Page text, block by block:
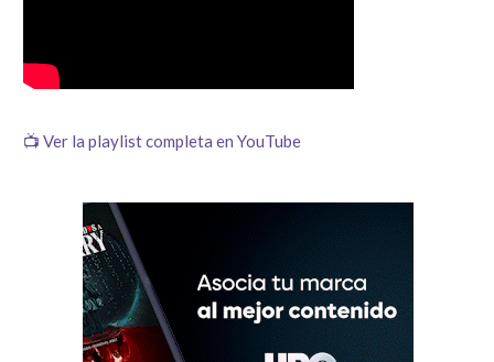
📺 Ver la playlist completa en YouTube